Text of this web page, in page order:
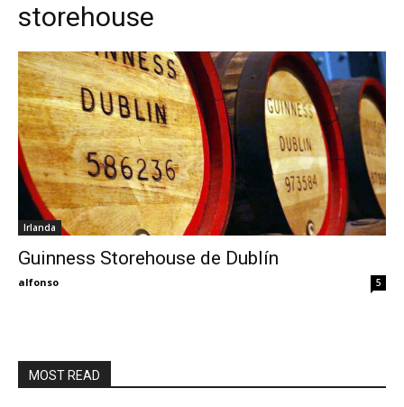
Thru
My
storehouse
Irlanda
Guinness Storehouse de Dublín
alfonso 5
MOST READ